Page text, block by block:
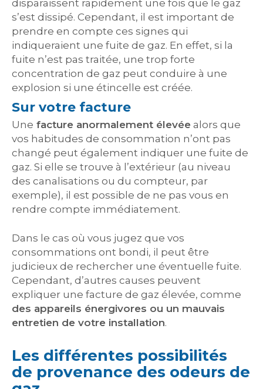
disparaissent rapidement une fois que le gaz
s’est dissipé. Cependant, il est important de
prendre en compte ces signes qui
indiqueraient une fuite de gaz. En effet, si la
fuite n’est pas traitée, une trop forte
concentration de gaz peut conduire à une
explosion si une étincelle est créée.
Sur votre facture
Une facture anormalement élevée alors que
vos habitudes de consommation n’ont pas
changé peut également indiquer une fuite de
gaz. Si elle se trouve à l’extérieur (au niveau
des canalisations ou du compteur, par
exemple), il est possible de ne pas vous en
rendre compte immédiatement.
Dans le cas où vous jugez que vos
consommations ont bondi, il peut être
judicieux de rechercher une éventuelle fuite.
Cependant, d’autres causes peuvent
expliquer une facture de gaz élevée, comme
des appareils énergivores ou un mauvais
entretien de votre installation.
Les différentes possibilités
de provenance des odeurs de